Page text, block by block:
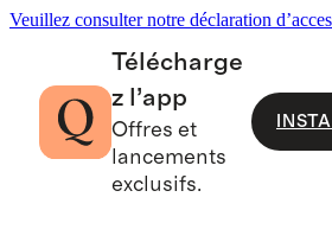
Veuillez consulter notre déclaration
Télécharge
z l’app
Offres et
lancements
exclusifs.